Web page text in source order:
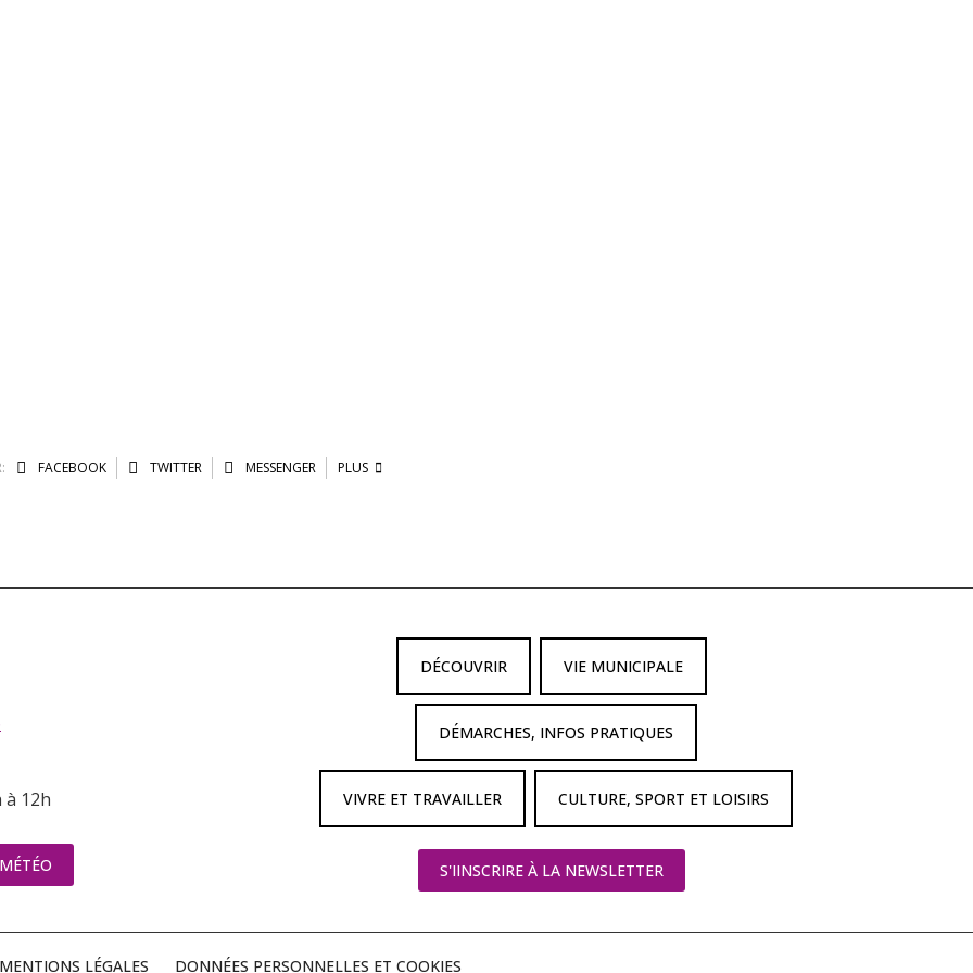
FACEBOOK TWITTER MESSENGER PLUS
à 12h
MÉTÉO
DÉCOUVRIR VIE MUNICIPALE
DÉMARCHES, INFOS PRATIQUES
VIVRE ET TRAVAILLER CULTURE, SPORT ET LOISIRS
S'IINSCRIRE À LA NEWSLETTER
MENTIONS LÉGALES DONNÉES PERSONNELLES ET COOKIES